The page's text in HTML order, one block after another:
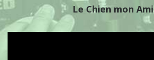
Le Chien mon Ami